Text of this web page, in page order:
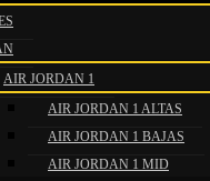
AIR JORDAN 1
AIR JORDAN 1 ALTAS
AIR JORDAN 1 BAJAS
AIR JORDAN 1 MID